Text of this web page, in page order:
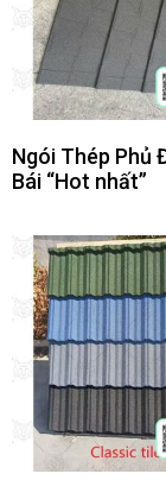
Ngói Thép Phủ
Bái “Hot nhất”